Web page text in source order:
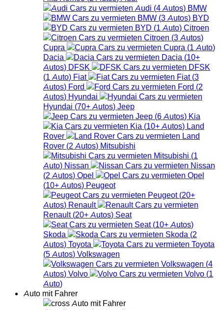
Audi (4Autos) BMW
BMW (3Autos) BYD
BYD (1Auto) Citroen
Citroen (3Autos)
Cupra
Cupra (1Auto)
Dacia
Dacia (10+
Autos) DFSK
DFSK
(1Auto) Fiat Fiat (3
Autos) Ford Ford (2
Autos) Hyundai
Hyundai (70+Autos) Jeep
Jeep (6Autos) Kia
Kia (10+Autos) Land
Rover
Land
Rover (2Autos) Mitsubishi
Mitsubishi (1
Auto) Nissan
Nissan
(2Autos) Opel
Opel
(10+Autos) Peugeot
Peugeot (20+
Autos) Renault
Renault (20+Autos) Seat
Seat (10+Autos)
Skoda
Skoda (2
Autos) Toyota
Toyota
(5Autos) Volkswagen
Volkswagen (4
Autos) Volvo Volvo (1
Auto)
Auto mit Fahrer
Auto mit Fahrer